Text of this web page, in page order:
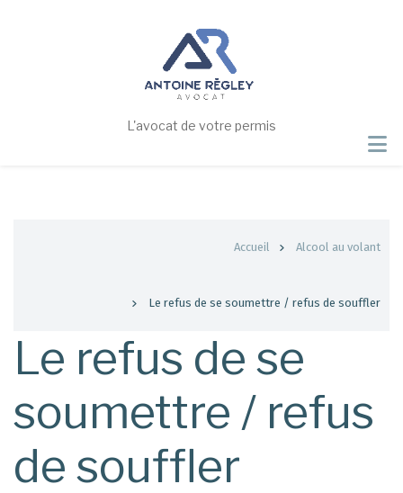
L'avocat de votre permis
Accueil Alcool au volant
Le refus de se soumettre / refus de souffler
Le refus de se
soumettre / refus
de souffler